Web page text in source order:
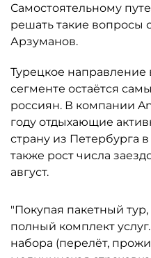
Самостоятельному
решать такие вопросы
Арзуманов.
Турецкое направление
сегменте остаётся
россиян. В компании
году отдыхающие
страну из Петербурга
также рост числа
август.
"Покупая пакетный
полный комплект
набора (перелёт,